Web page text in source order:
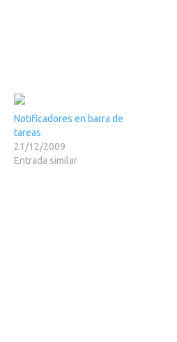
Notificadores en barra de
tareas
21/12/2009
Entrada similar